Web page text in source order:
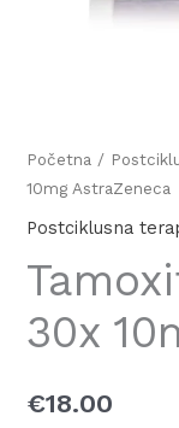
Početna /
10mg AstraZeneca
Postciklusna
30x
€18.00